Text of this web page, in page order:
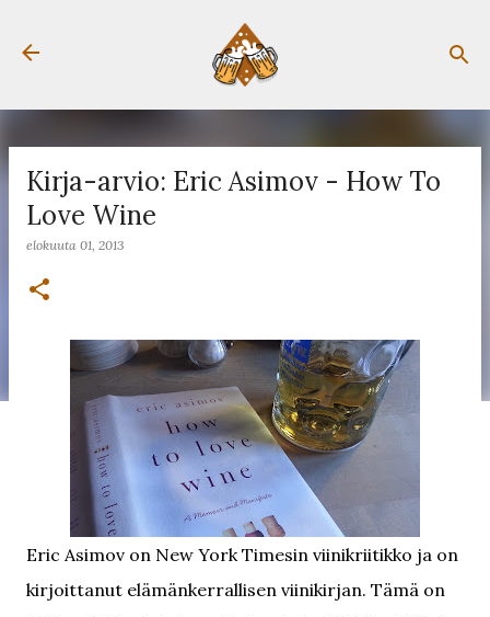
Siirry pääsisältöön
Kirja-arvio: Eric Asimov - How To
Love Wine
elokuuta 01, 2013
Eric Asimov on New York Timesin viinikriitikko ja on
kirjoittanut elämänkerrallisen viinikirjan. Tämä on